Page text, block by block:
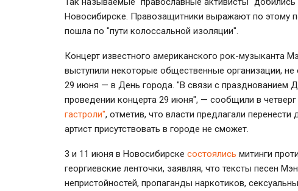
Новосибирске. Правозащитники выражают по этому
пошла по "пути колоссальной изоляции".
Концерт известного американского рок-музыканта
выступили некоторые общественные организации, не
29 июня — в День города. "В связи с празднованием
проведении концерта 29 июня", — сообщили в
гастроли", отметив, что власти предлагали
артист присутствовать в городе не сможет.
3 и 11 июня в Новосибирске состоялись митинги
георгиевские ленточки, заявляя, что тексты песен
непристойностей, пропаганды наркотиков,